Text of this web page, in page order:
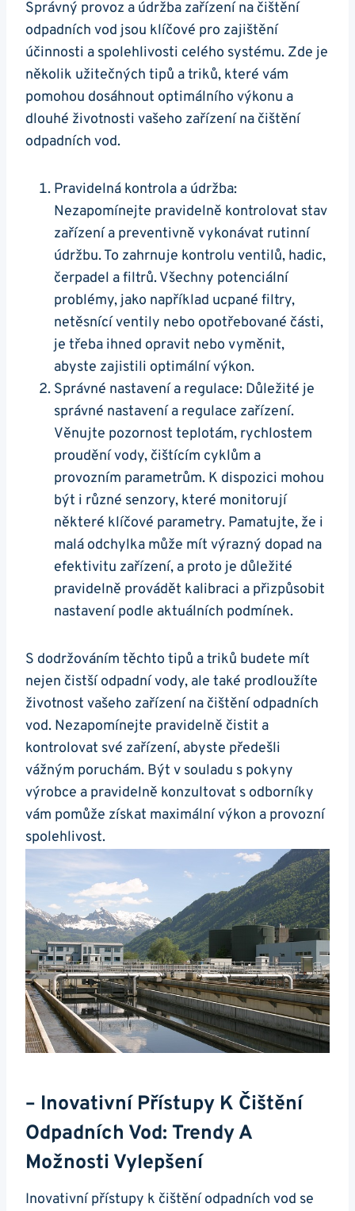
Správný provoz a údržba zařízení na čištění
odpadních vod jsou klíčové pro zajištění
účinnosti a spolehlivosti celého systému. Zde je
několik užitečných tipů a triků, které vám
pomohou dosáhnout optimálního výkonu a
dlouhé životnosti vašeho zařízení na čištění
odpadních vod.
Pravidelná kontrola a údržba:
Nezapomínejte pravidelně kontrolovat stav
zařízení a preventivně vykonávat rutinní
údržbu. To zahrnuje kontrolu ventilů, hadic,
čerpadel a filtrů. Všechny potenciální
problémy, jako například ucpané filtry,
netěsnící ventily nebo opotřebované části,
je třeba ihned opravit nebo vyměnit,
abyste zajistili optimální výkon.
Správné nastavení a regulace: Důležité je
správné nastavení a regulace zařízení.
Věnujte pozornost teplotám, rychlostem
proudění vody, čištícím cyklům a
provozním parametrům. K dispozici mohou
být i různé senzory, které monitorují
některé klíčové parametry. Pamatujte, že i
malá odchylka může mít výrazný dopad na
efektivitu zařízení, a proto je důležité
pravidelně provádět kalibraci a přizpůsobit
nastavení podle aktuálních podmínek.
S dodržováním těchto tipů a triků budete mít
nejen čistší odpadní vody, ale také prodloužíte
životnost vašeho zařízení na čištění odpadních
vod. Nezapomínejte pravidelně čistit a
kontrolovat své zařízení, abyste předešli
vážným poruchám. Být v souladu s pokyny
výrobce a pravidelně konzultovat s odborníky
vám pomůže získat maximální výkon a provozní
spolehlivost.
– Inovativní Přístupy K Čištění
Odpadních Vod: Trendy A
Možnosti Vylepšení
Inovativní přístupy k čištění odpadních vod se